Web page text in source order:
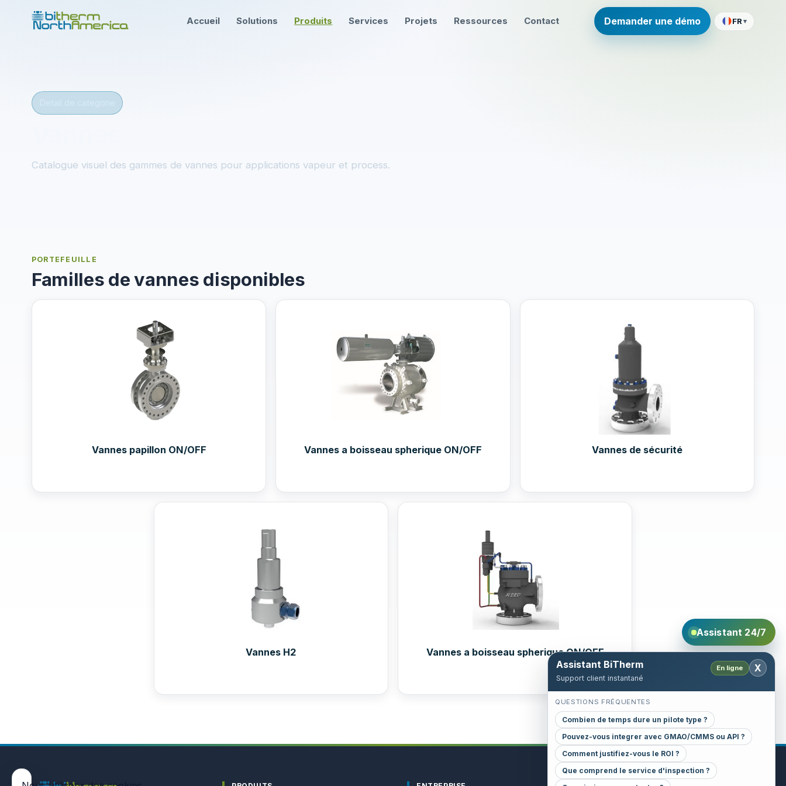
Accueil Solutions Produits Services Projets Ressources Contact Demander une démo FR ▾
Catalogue visuel des gammes de vannes pour applications vapeur et process.
PORTEFEUILLE
Familles de vannes disponibles
Vannes papillon ON/OFF Vannes a boisseau spherique ON/OFF Vannes de sécurité
Vannes H2 Vannes a boisseau spherique ON/OFF
Assistant 24/7
Assistant BiTherm
Support client instantané
En ligne X
QUESTIONS FRÉQUENTES
Combien de temps dure un pilote type ?
Pouvez-vous integrer avec GMAO/CMMS ou API ?
Comment justifiez-vous le ROI ?
Que comprend le service d'inspection ?